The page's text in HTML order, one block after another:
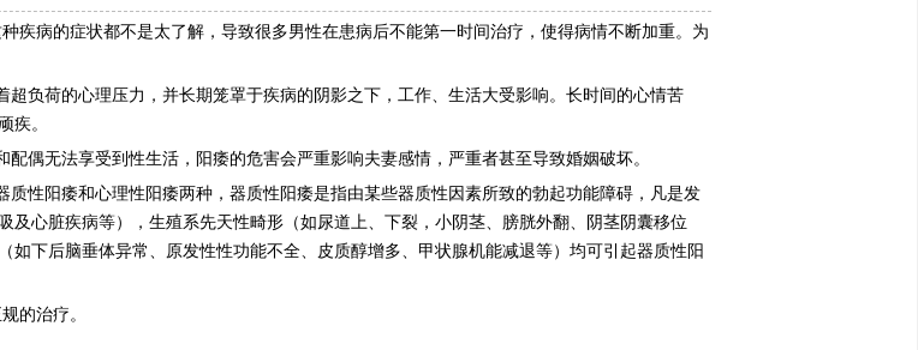
疾病的症状都不是太了解，导致很多男性在患病后不能第一时间治疗，使得病情不断加重。为
负荷的心理压力，并长期笼罩于疾病的阴影之下，工作、生活大受影响。长时间的心情苦
疾。
偶无法享受到性生活，阳痿的危害会严重影响夫妻感情，严重者甚至导致婚姻破坏。
性阳痿和心理性阳痿两种，器质性阳痿是指由某些器质性因素所致的勃起功能障碍，凡是发
心脏疾病等），生殖系先天性畸形（如尿道上、下裂，小阴茎、膀胱外翻、阴茎阴囊移位
下后脑垂体异常、原发性性功能不全、皮质醇增多、甲状腺机能减退等）均可引起器质性阳
的治疗。